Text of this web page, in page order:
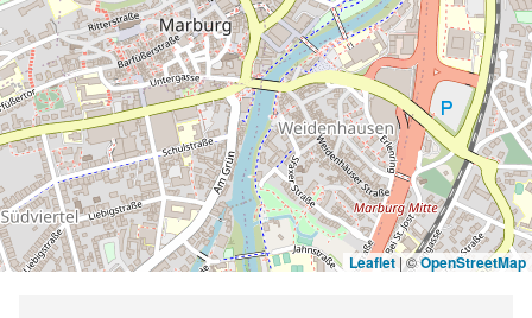
Leaflet |©OpenStreetMap